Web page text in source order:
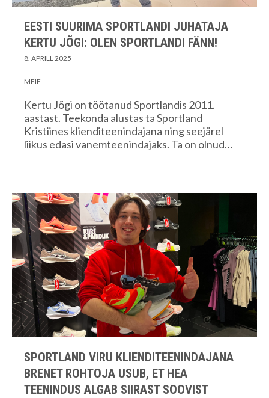
EESTI SUURIMA SPORTLANDI JUHATAJA
KERTU JÕGI: OLEN SPORTLANDI FÄNN!
8. APRILL 2025
MEIE
Kertu Jõgi on töötanud Sportlandis 2011.
aastast. Teekonda alustas ta Sportland
Kristiines klienditeenindajana ning seejärel
liikus edasi vanemteenindajaks. Ta on olnud…
SPORTLAND VIRU KLIENDITEENINDAJANA
BRENET ROHTOJA USUB, ET HEA
TEENINDUS ALGAB SIIRAST SOOVIST